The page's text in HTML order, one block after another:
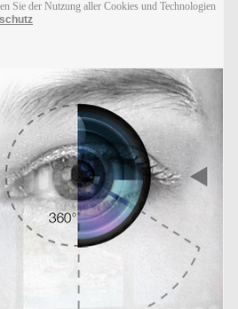
Sie der Nutzung aller Cookies und Technologien